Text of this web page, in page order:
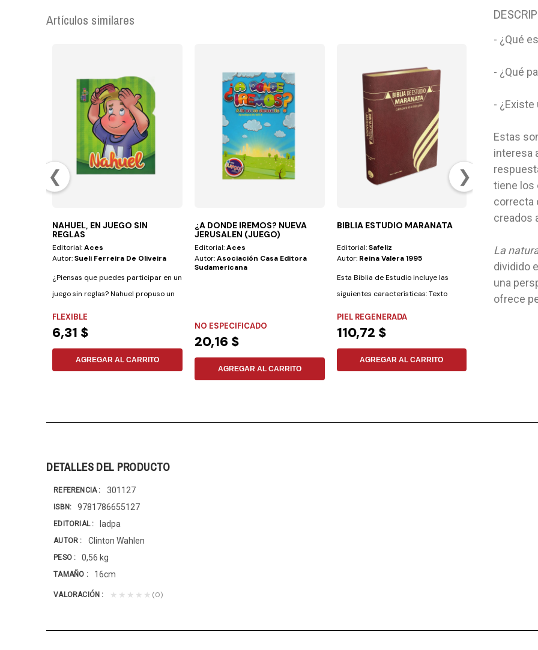
Artículos similares
❮ ❯
NAHUEL, EN JUEGO SIN
REGLAS
Editorial:Aces
Autor:Sueli Ferreira De Oliveira
¿Piensas que puedes participar en un
juego sin reglas? Nahuel propuso un
FLEXIBLE
6,31 $
AGREGAR AL CARRITO
¿A DONDE IREMOS? NUEVA
JERUSALEN (JUEGO)
Editorial:Aces
Autor:Asociación Casa Editora
Sudamericana
NO ESPECIFICADO
20,16 $
AGREGAR AL CARRITO
BIBLIA ESTUDIO MARANATA
Editorial:Safeliz
Autor: Reina Valera 1995
Esta Biblia de Estudio incluye las
siguientes características: Texto
PIEL REGENERADA
110,72 $
AGREGAR AL CARRITO
EN ACCIÓN
Editorial:Es
Produciones
La alabanzas y
nos conducen a
- ¿Qué
- ¿Qué
-
Estas
interesa
tiene los
correcta
creados
La
dividido
una
ofrece
DETALLES DEL PRODUCTO
REFERENCIA 301127
ISBN 9781786655127
EDITORIAL Iadpa
AUTOR Clinton Wahlen
PESO 0,56 kg
TAMAÑO 16cm
VALORACIÓN ★★★★★ (0)